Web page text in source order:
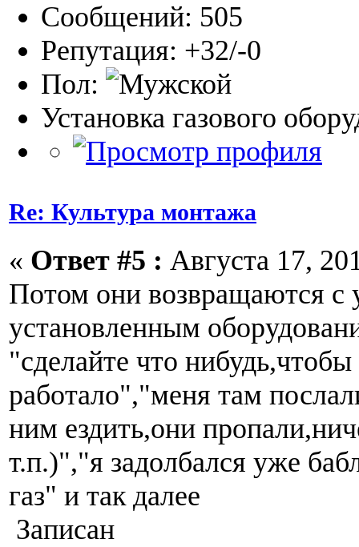
Сообщений: 505
Репутация: +32/-0
Пол:
Установка газового
Re: Культура монтажа
« Ответ #5 : Августа 17,
Потом они возвращаются с
установленным
"сделайте что
работало","меня там
ним ездить,они
т.п.)","я задолбался уже
газ" и так далее
Записан